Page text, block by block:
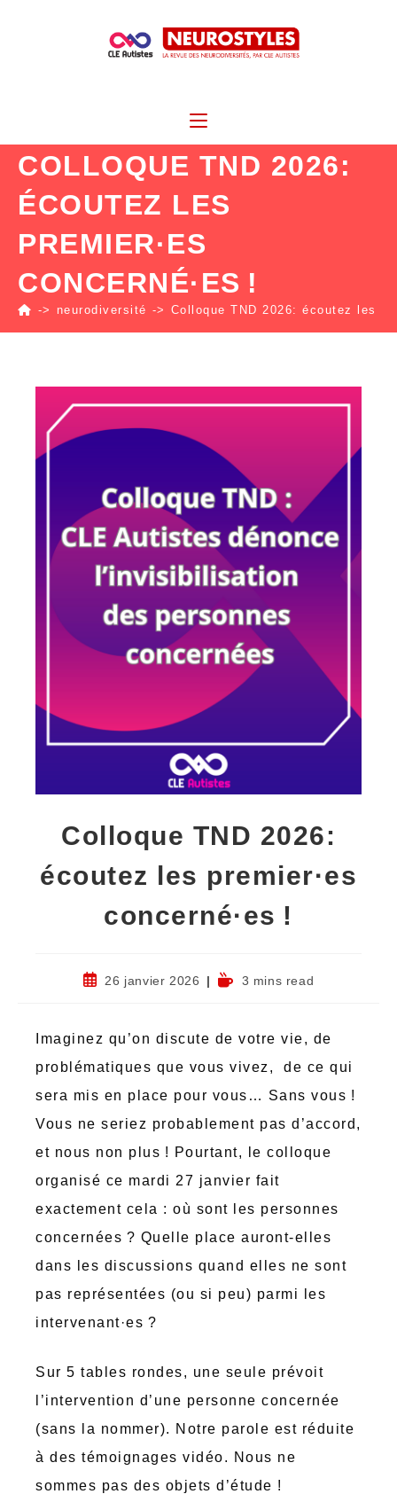
COLLOQUE TND 2026:
ÉCOUTEZ LES
PREMIER·ES
CONCERNÉ·ES !
-> neurodiversité -> Colloque TND 2026: écoutez les
Colloque TND 2026:
écoutez les premier·es
concerné·es !
26 janvier 2026 3 mins read
Imaginez qu’on discute de votre vie, de
problématiques que vous vivez, de ce qui
sera mis en place pour vous… Sans vous !
Vous ne seriez probablement pas d’accord,
et nous non plus ! Pourtant, le colloque
organisé ce mardi 27 janvier fait
exactement cela : où sont les personnes
concernées ? Quelle place auront-elles
dans les discussions quand elles ne sont
pas représentées (ou si peu) parmi les
intervenant·es ?
Sur 5 tables rondes, une seule prévoit
l’intervention d’une personne concernée
(sans la nommer). Notre parole est réduite
à des témoignages vidéo. Nous ne
sommes pas des objets d’étude !